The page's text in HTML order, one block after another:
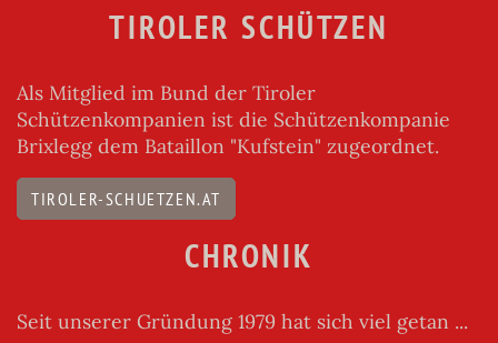
TIROLER SCHÜTZEN
Als Mitglied im Bund der Tiroler
Schützenkompanien ist die Schützenkompanie
Brixlegg dem Bataillon "Kufstein" zugeordnet.
TIROLER-SCHUETZEN.AT
CHRONIK
Seit unserer Gründung 1979 hat sich viel getan ...